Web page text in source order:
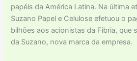
papéis da América Latina. Na última
Suzano Papel e Celulose efetuou o
bilhões aos acionistas da Fibria, que
da Suzano, nova marca da empresa.